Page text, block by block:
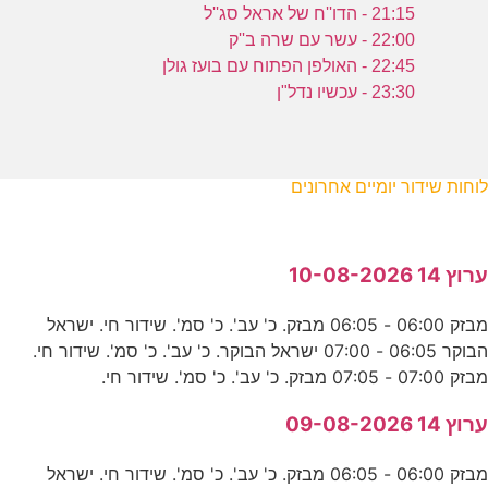
21:15 - הדו''ח של אראל סג''ל
22:00 - עשר עם שרה ב''ק
22:45 - האולפן הפתוח עם בועז גולן
23:30 - עכשיו נדל"ן
לוחות שידור יומיים אחרונים
ערוץ 14 10-08-2026
מבזק 06:00 - 06:05 מבזק. כ' עב'. כ' סמ'. שידור חי. ישראל
הבוקר 06:05 - 07:00 ישראל הבוקר. כ' עב'. כ' סמ'. שידור חי.
מבזק 07:00 - 07:05 מבזק. כ' עב'. כ' סמ'. שידור חי.
ערוץ 14 09-08-2026
מבזק 06:00 - 06:05 מבזק. כ' עב'. כ' סמ'. שידור חי. ישראל